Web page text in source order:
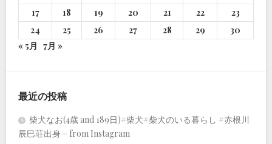
17
18 19 20 21 22
23
24
25 26 27 28 29
30
« 5月 7月 »
最近の投稿
柴犬なお(4歳 and 189日)#柴犬#柴犬のいる暮らし #赤根川
辰巳荘出身 – from Instagram